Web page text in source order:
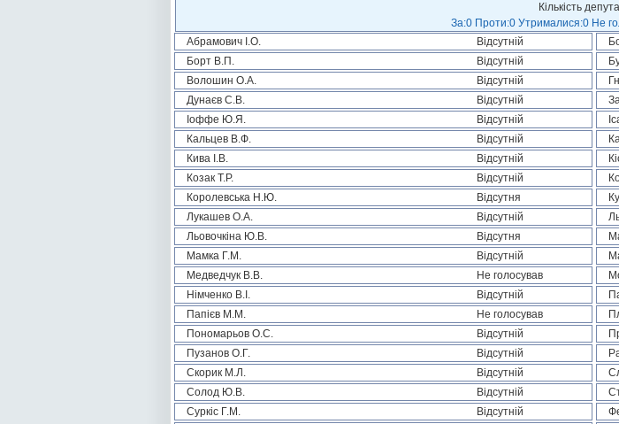
Кількість
За:0 Проти:0 Утрималися:0 Не
Абрамович І.О.
Відсутній
Борт В.П.
Відсутній
Волошин О.А.
Відсутній
Дунаєв С.В.
Відсутній
Іоффе Ю.Я.
Відсутній
Кальцев В.Ф.
Відсутній
Кива І.В.
Відсутній
Козак Т.Р.
Відсутній
Королевська Н.Ю.
Відсутня
Лукашев О.А.
Відсутній
Льовочкіна Ю.В.
Відсутня
Мамка Г.М.
Відсутній
Медведчук В.В.
Не голосував
Німченко В.І.
Відсутній
Папієв М.М.
Не голосував
Пономарьов О.С.
Відсутній
Пузанов О.Г.
Відсутній
Скорик М.Л.
Відсутній
Солод Ю.В.
Відсутній
Суркіс Г.М.
Відсутній